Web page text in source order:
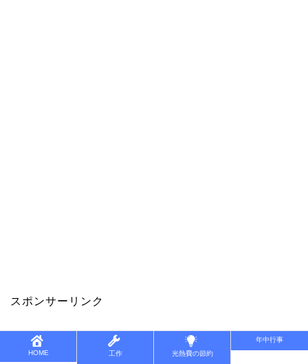
スポンサーリンク
HOME 工作 光熱費の節約
年中行事